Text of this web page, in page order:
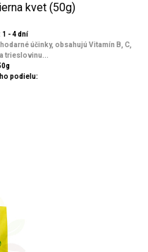
kvet (50g)
1 - 4 dní
účinky, obsahujú Vitamín B, C,
trieslovinu...
podielu: